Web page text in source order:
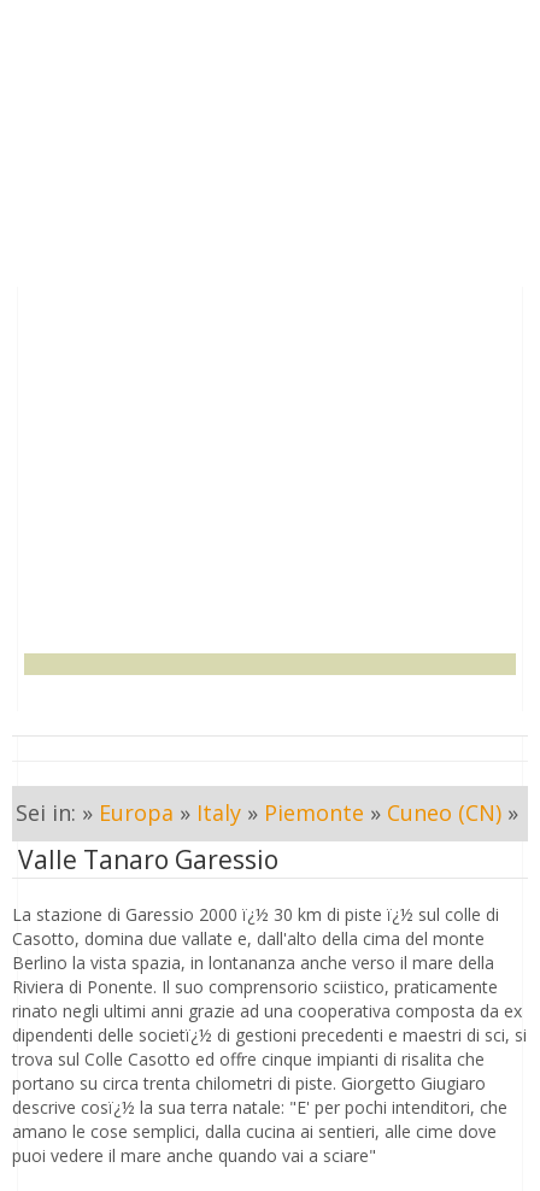
Sei in: » Europa » Italy » Piemonte » Cuneo (CN) »
Valle Tanaro Garessio
La stazione di Garessio 2000 ï¿½ 30 km di piste ï¿½ sul colle di
Casotto, domina due vallate e, dall'alto della cima del monte
Berlino la vista spazia, in lontananza anche verso il mare della
Riviera di Ponente. Il suo comprensorio sciistico, praticamente
rinato negli ultimi anni grazie ad una cooperativa composta da ex
dipendenti delle societï¿½ di gestioni precedenti e maestri di sci, si
trova sul Colle Casotto ed offre cinque impianti di risalita che
portano su circa trenta chilometri di piste. Giorgetto Giugiaro
descrive cosï¿½ la sua terra natale: "E' per pochi intenditori, che
amano le cose semplici, dalla cucina ai sentieri, alle cime dove
puoi vedere il mare anche quando vai a sciare"